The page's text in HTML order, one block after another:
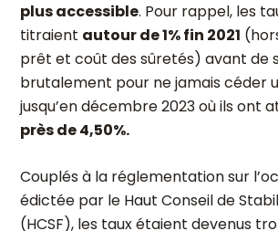
plus accessible. Pour rappel, les
titraient autour de 1% fin 2021
prêt et coût des sûretés) avant de
brutalement pour ne jamais céder
jusqu’en décembre 2023 où ils ont
près de 4,50%.
Couplés à la réglementation sur
édictée par le Haut Conseil de
(HCSF), les taux étaient devenus